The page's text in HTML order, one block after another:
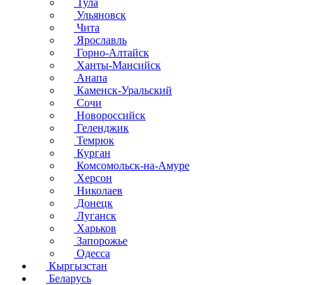
Тула
Ульяновск
Чита
Ярославль
Горно-Алтайск
Ханты-Мансийск
Анапа
Каменск-Уральский
Сочи
Новороссийск
Геленджик
Темрюк
Курган
Комсомольск-на-Амуре
Херсон
Николаев
Донецк
Луганск
Харьков
Запорожье
Одесса
Кыргызстан
Беларусь